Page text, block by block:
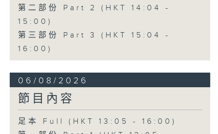
第二部份 Part 2 (HKT 14:04 -
15:00)
第三部份 Part 3 (HKT 15:04 -
16:00)
06/08/2026
節目內容
足本 Full (HKT 13:05 - 16:00)